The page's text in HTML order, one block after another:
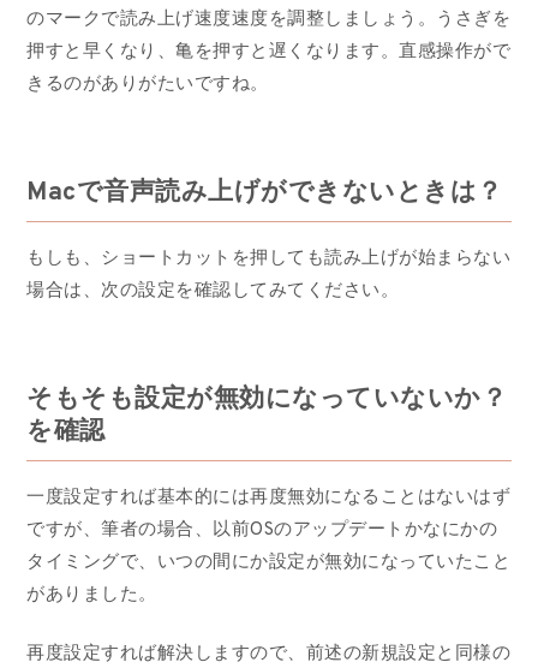
のマークで読み上げ速度速度を調整しましょう。うさぎを
押すと早くなり、亀を押すと遅くなります。直感操作がで
きるのがありがたいですね。
Macで音声読み上げができないときは？
もしも、ショートカットを押しても読み上げが始まらない
場合は、次の設定を確認してみてください。
そもそも設定が無効になっていないか？
を確認
一度設定すれば基本的には再度無効になることはないはず
ですが、筆者の場合、以前OSのアップデートかなにかの
タイミングで、いつの間にか設定が無効になっていたこと
がありました。
再度設定すれば解決しますので、前述の新規設定と同様の